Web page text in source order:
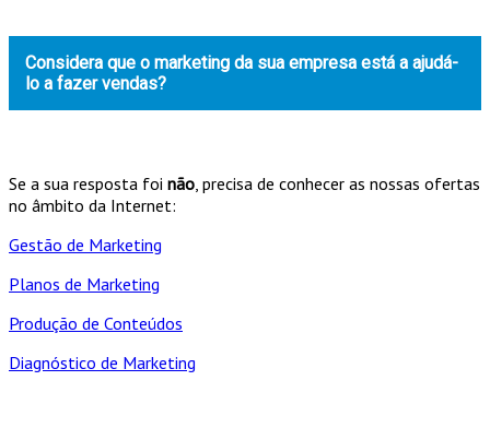
Considera que o marketing da sua empresa está a ajudá-
lo a fazer vendas?
Se a sua resposta foi não , precisa de conhecer as nossas ofertas
no âmbito da Internet:
Gestão de Marketing
Planos de Marketing
Produção de Conteúdos
Diagnóstico de Marketing